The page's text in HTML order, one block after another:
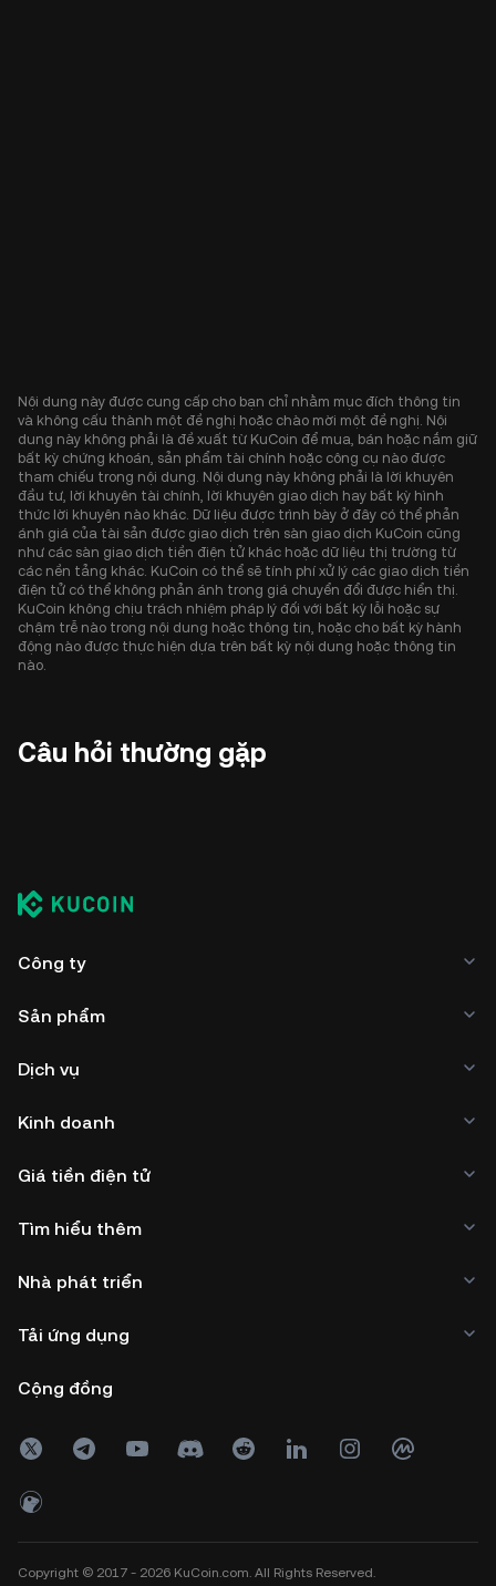
Nội dung này được cung cấp cho bạn chỉ nhằm mục đích thông tin
và không cấu thành một đề nghị hoặc chào mời một đề nghị. Nội
dung này không phải là đề xuất từ KuCoin để mua, bán hoặc nắm giữ
bất kỳ chứng khoán, sản phẩm tài chính hoặc công cụ nào được
tham chiếu trong nội dung. Nội dung này không phải là lời khuyên
đầu tư, lời khuyên tài chính, lời khuyên giao dịch hay bất kỳ hình
thức lời khuyên nào khác. Dữ liệu được trình bày ở đây có thể phản
ánh giá của tài sản được giao dịch trên sàn giao dịch KuCoin cũng
như các sàn giao dịch tiền điện tử khác hoặc dữ liệu thị trường từ
các nền tảng khác. KuCoin có thể sẽ tính phí xử lý các giao dịch tiền
điện tử có thể không phản ánh trong giá chuyển đổi được hiển thị.
KuCoin không chịu trách nhiệm pháp lý đối với bất kỳ lỗi hoặc sự
chậm trễ nào trong nội dung hoặc thông tin, hoặc cho bất kỳ hành
động nào được thực hiện dựa trên bất kỳ nội dung hoặc thông tin
nào.
Câu hỏi thường gặp
Công ty
Sản phẩm
Dịch vụ
Kinh doanh
Giá tiền điện tử
Tìm hiểu thêm
Nhà phát triển
Tải ứng dụng
Cộng đồng
Copyright © 2017 - 2026 KuCoin.com. All Rights Reserved.